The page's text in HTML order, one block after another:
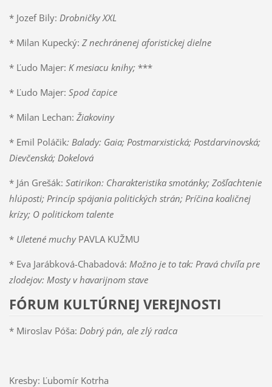
* Jozef Bily: Drobničky XXL
* Milan Kupecký: Z nechránenej aforistickej dielne
* Ľudo Majer: K mesiacu knihy; ***
* Ľudo Majer: Spod čapice
* Milan Lechan: Žiakoviny
* Emil Poláčik: Balady: Gaia; Postmarxistická; Postdarvinovská;
Dievčenská; Dokelová
* Ján Grešák: Satirikon: Charakteristika smotánky; Zošľachtenie
hlúposti; Princíp spájania politických strán; Príčina koaličnej
krízy; O politickom talente
* Uletené muchyPAVLA KUŽMU
* Eva Jarábková-Chabadová: Možno je to tak: Pravá chvíľa pre
zlodejov: Mosty v havarijnom stave
FÓRUM KULTÚRNEJ VEREJNOSTI
* Miroslav Póša: Dobrý pán, ale zlý radca
Kresby: Ľubomír Kotrha